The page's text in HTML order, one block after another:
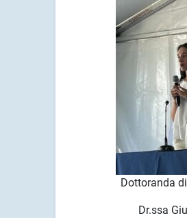
Dottoranda
Dr.ssa